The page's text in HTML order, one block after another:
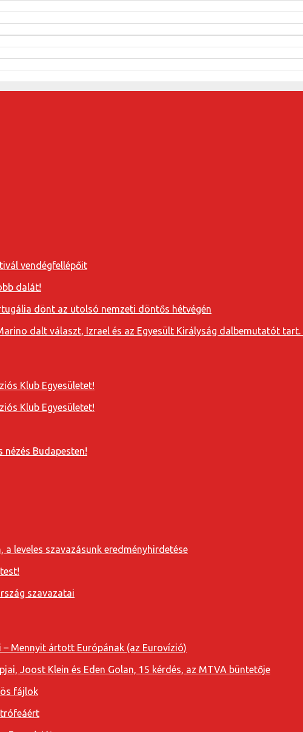
vendégfellépőit
dalát!
dönt az utolsó nemzeti döntős hétvégén
dalt választ, Izrael és az Egyesült Királyság dalbemutatót tart.
Klub Egyesületet!
Klub Egyesületet!
nézés Budapesten!
a leveles szavazásunk eredményhirdetése
szavazatai
Mennyit ártott Európának (az Eurovízió)
Joost Klein és Eden Golan, 15 kérdés, az MTVA büntetője
ös fájlok